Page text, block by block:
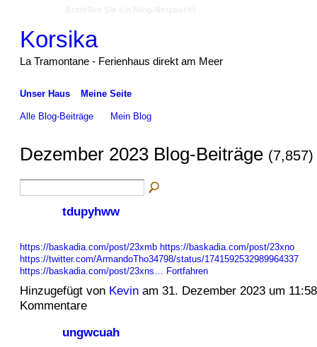
Korsika
La Tramontane - Ferienhaus direkt am Meer
Unser Haus Meine Seite
Alle Blog-Beiträge Mein Blog
Dezember 2023 Blog-Beiträge (7,857)
tdupyhww
https://baskadia.com/post/23xmb https://baskadia.com/post/23xno
https://twitter.com/ArmandoTho34798/status/1741592532989964337
https://baskadia.com/post/23xns…
Fortfahren
Hinzugefügt von Kevinam 31. Dezember 2023 um
Kommentare
ungwcuah